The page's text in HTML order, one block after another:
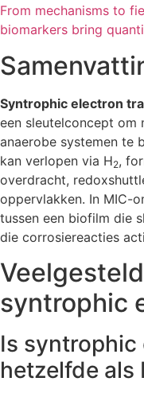
From mechanisms to
biomarkers bring
Syntrophic electron
een sleutelconcept om
anaerobe systemen te
kan verlopen via H2,
overdracht,
oppervlakken. In MIC-
tussen een biofilm die
die corrosiereacties
syntrophic
Is
hetzelfde als